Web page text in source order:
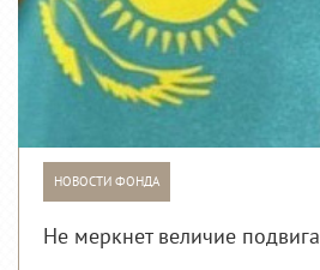
НОВОСТИ ФОНДА
Не меркнет величие подвига